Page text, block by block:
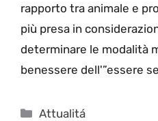
rapporto tra animale e
più presa in
determinare le modalità
benessere dell'”essere
Categorie
Attualitá